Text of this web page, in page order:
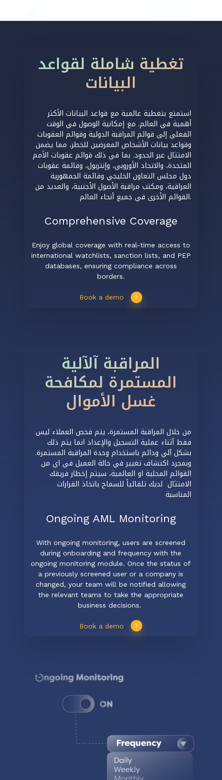
تغطية شاملة لقواعد
البيانات
استمتع بتغطية عالمية مع قواعد البيانات الأكثر
أهمية في العالم. مع إمكانية الوصول في الوقت
الفعلي إلى قوائم المراقبة الدولية وقوائم العقوبات
وقواعد بيانات الأشخاص المعرضين للخطر، مما يضمن
الامتثال عبر الحدود. بما في ذلك قوائم عقوبات الأمم
المتحدة، والاتحاد الأوروبي، وإنتربول، وقائمة عقوبات
دول مجلس التعاون الخليجي وقائمة الجمهورية
العراقية، ومكتب مراقبة الأصول الأجنبية، والعديد من
القوائم الأخرى في جميع أنحاء العالم.
Comprehensive Coverage
Enjoy global coverage with real-time access to
international watchlists, sanction lists, and PEP
databases, ensuring compliance across
borders.
Book a demo
المراقبة آلآلية
المستمرة لمكافحة
غسل الأموال
من خلال المراقبة المستمرة، يتم فحص العملاء ليس
فقط أثناء عملية التسجيل والإعداد انما يتم ذلك
بشكل آلي ودائم باستخدام وحدة المراقبة المستمرة.
وبمجرد اكتشاف تغيير في حالة العميل في اي من
القوائم المحلية او العالمية، سيتم إخطار فريقك
الامتثال لديك تلقائياً للسماح باتخاذ القرارات
المناسبة
Ongoing AML Monitoring
With ongoing monitoring, users are screened
during onboarding and frequency with the
ongoing monitoring module. Once the status of
a previously screened user or a company is
changed, your team will be notified allowing
the relevant teams to take the appropriate
business decisions.
Book a demo